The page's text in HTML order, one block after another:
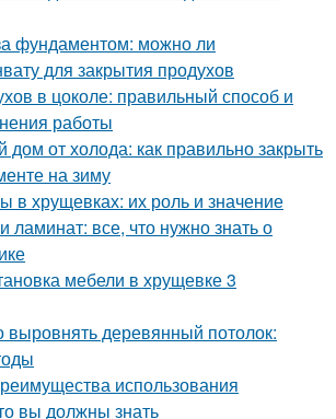
фундаментом: можно ли
для закрытия продухов
в цоколе: правильный способ и
работы
дом от холода: как правильно закрыть
на зиму
в хрущевках: их роль и значение
все, что нужно знать о
мебели в хрущевке 3
выровнять деревянный потолок:
использования
вы должны знать